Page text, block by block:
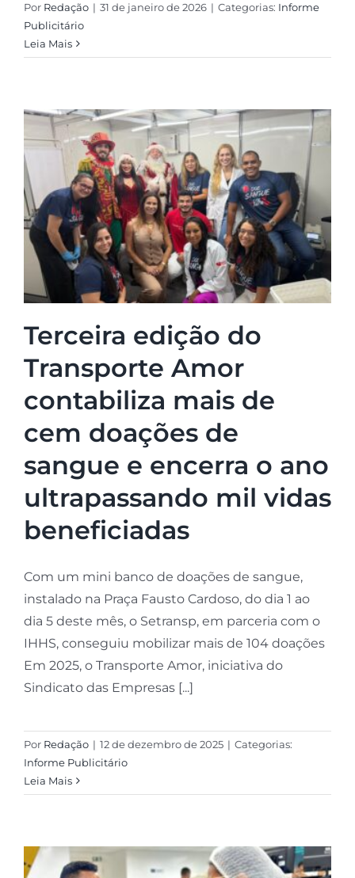
Por Redação | 31 de janeiro de 2026 | Categorias: Informe
Publicitário
Leia Mais
Terceira edição do
Transporte Amor
contabiliza mais de
cem doações de
sangue e encerra o ano
ultrapassando mil vidas
beneficiadas
Com um mini banco de doações de sangue,
instalado na Praça Fausto Cardoso, do dia 1 ao
dia 5 deste mês, o Setransp, em parceria com o
IHHS, conseguiu mobilizar mais de 104 doações
Em 2025, o Transporte Amor, iniciativa do
Sindicato das Empresas [...]
Por Redação | 12 de dezembro de 2025 | Categorias:
Informe Publicitário
Leia Mais